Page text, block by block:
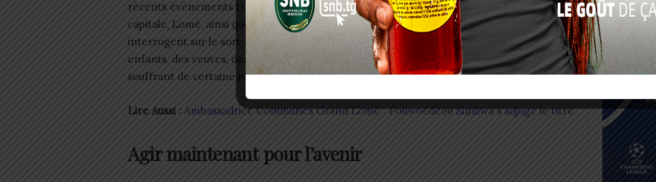
récents évènements tragiques survenus sur la personne de petites filles dans notre
capitale, Lomé, ainsi que dans des villes du pays comme Tsévié, Aného, Sokodé et ailleurs,
interrogent sur le sort réel des personnes vulnérables, notamment des femmes, des
enfants, des veuves, des femmes en situation de handicap, des femmes et enfants
souffrant de certaine pathologiques particulières », a-t-elle déploré.
Lire Aussi : Ambassadrice Communes Grand Lomé : Pouwoèdèou Simliwa s’adjuge le titre
Agir maintenant pour l’avenir